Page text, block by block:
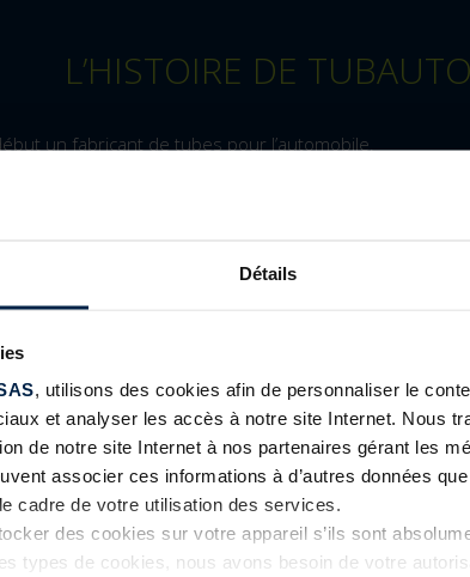
Détails
, utilisons des cookies afin de personnaliser le
et analyser les accès à notre site Internet. Nous
de notre site Internet à nos partenaires gérant les
associer ces informations à d’autres données
cadre de votre utilisation des services.
des cookies sur votre appareil s’ils sont
types de cookies, nous avons besoin de votre
L’HISTOIRE DE TUBAUTO
un fabricant de tubes pour l’automobile.
porte de garage avant d’intégrer, en 1991, le
Parachèvement
privilégié et reconnu des négociants
tertiaire)
pour l’habitat depuis plus de 40 ans, TUBAUTO
prise avec les besoins actuels.